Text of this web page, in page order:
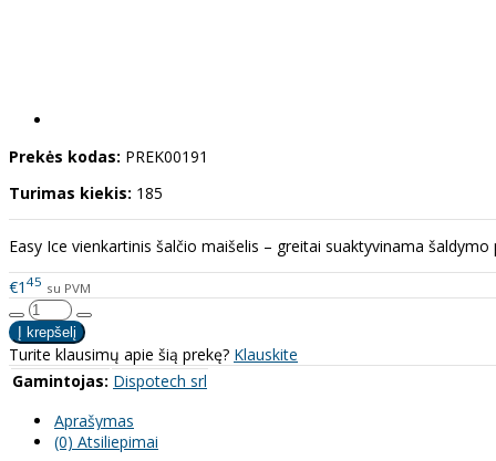
Prekės kodas: PREK00191
Turimas kiekis: 185
Easy Ice vienkartinis šalčio maišelis – greitai suaktyvinama
€1 45 su PVM
Turite klausimų apie šią prekę? Klauskite
Gamintojas: Dispotech srl
Aprašymas
(0) Atsiliepimai